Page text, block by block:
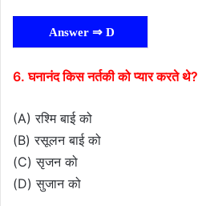
Answer ⇒ D
6. घनानंद किस नर्तकी को प्यार करते थे?
(A) रश्मि बाई को
(B) रसूलन बाई को
(C) सृजन को
(D) सुजान को